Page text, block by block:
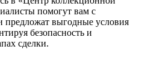
помогут вам с
предложат выгодные условия
безопасность и
сделки.